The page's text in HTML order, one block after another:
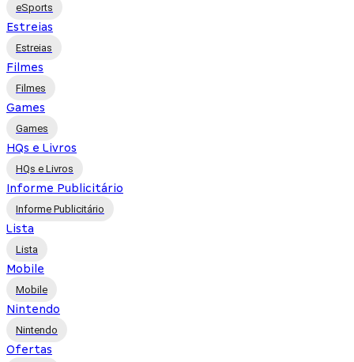
eSports
Estreias
Estreias
Filmes
Filmes
Games
Games
HQs e Livros
HQs e Livros
Informe Publicitário
Informe Publicitário
Lista
Lista
Mobile
Mobile
Nintendo
Nintendo
Ofertas